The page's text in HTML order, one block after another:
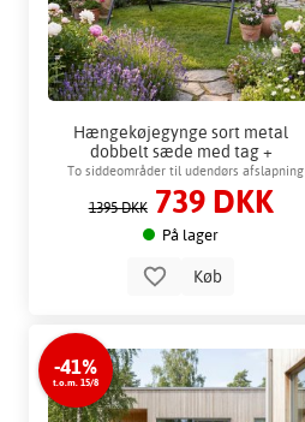
Hængekøjegynge sort metal
dobbelt sæde med tag +
Pletfjerner til møbler
To siddeområder til udendørs afslapning
1395 DKK 739 DKK
På lager
Køb
-41%
t.o.m. 15/8